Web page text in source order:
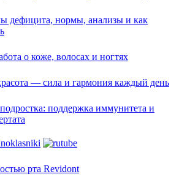
дефицита, нормы, анализы и как
о коже, волосах и ногтях
— сила и гармония каждый день
поддержка иммунитета и
рта Revidont